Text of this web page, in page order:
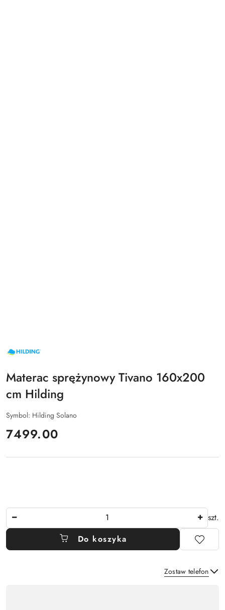
NAZWA
PRODUCENTA:
Materac sprężynowy Tivano 160x200
cm Hilding
Symbol: Hilding Solano
cena:
7499.00
szt.
Do koszyka
Zostaw telefon